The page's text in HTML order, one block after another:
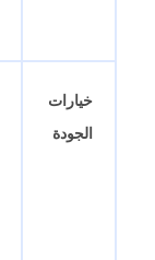
خيارات
الجودة